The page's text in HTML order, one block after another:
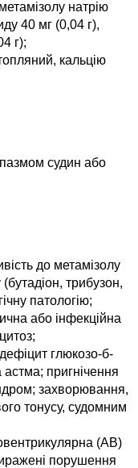
натрію
40 мг (0,04 г),
г);
кальцію
судин або
до метамізолу
(бутадіон, трибузон,
патологію;
або інфекційна
глюкозо-б-
пригнічення
захворювання,
тонусу, судомним
(АВ)
порушення